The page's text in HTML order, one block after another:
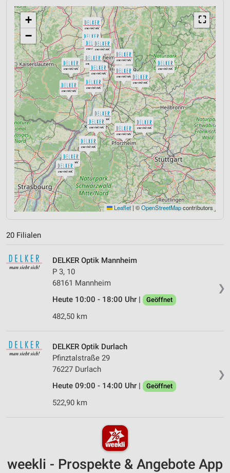
⛶
+
−
Leaflet | ©OpenStreetMapcontributors
20 Filialen
❯
DELKER Optik Mannheim
P 3, 10
68161 Mannheim
Heute 10:00 - 18:00 Uhr |
Geöffnet
482,50 km
❯
DELKER Optik Durlach
Pfinztalstraße 29
76227 Durlach
Heute 09:00 - 14:00 Uhr |
Geöffnet
522,90 km
weekli - Prospekte & Angebote App